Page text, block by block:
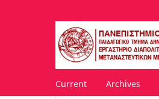
Current Archives